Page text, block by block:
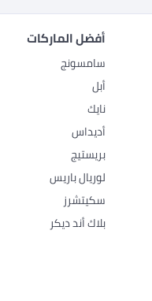
أفضل الماركات
سامسونج
أبل
نايك
أديداس
بريستيج
لوريال باريس
سكيتشرز
بلاك أند ديكر